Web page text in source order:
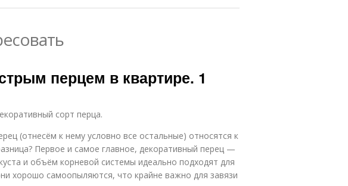
перцем в квартире. 1
сорт перца.
(отнесём к нему условно все остальные) относятся к
Первое и самое главное, декоративный перец —
и объём корневой системы идеально подходят для
хорошо самоопыляются, что крайне важно для завязи